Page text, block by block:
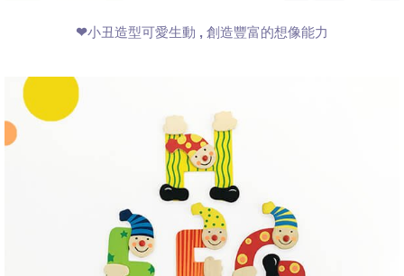
❤小丑造型可愛生動 , 創造豐富的想像能力